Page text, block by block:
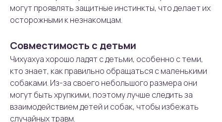
могут проявлять защитные инстинкты, что делает их
осторожными к незнакомцам.
Совместимость с детьми
Чихуахуа хорошо ладят с детьми, особенно с теми,
кто знает, как правильно обращаться с маленькими
собаками. Из-за своего небольшого размера они
могут быть хрупкими, поэтому лучше следить за
взаимодействием детей и собак, чтобы избежать
случайных травм.